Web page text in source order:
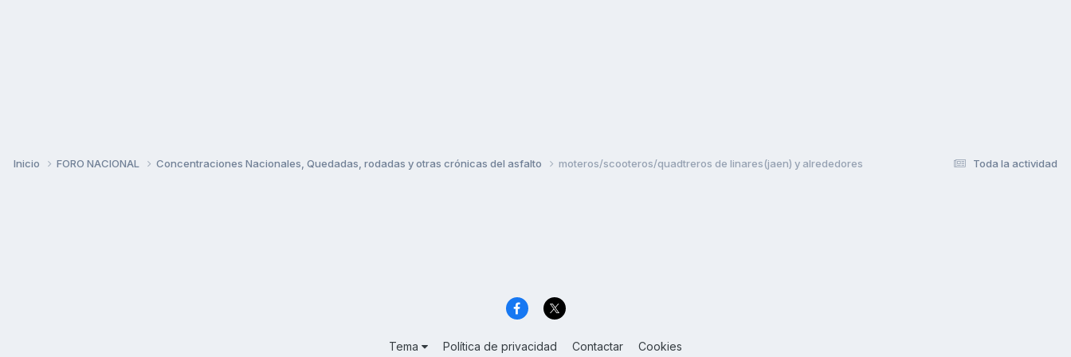
Toda la actividad
Inicio FORO NACIONAL Concentraciones Nacionales, Quedadas, rodadas y otras crónicas del asfalto moteros/scooteros/quadtreros de linares(jaen) y alrededores
Tema Política de privacidad Contactar Cookies